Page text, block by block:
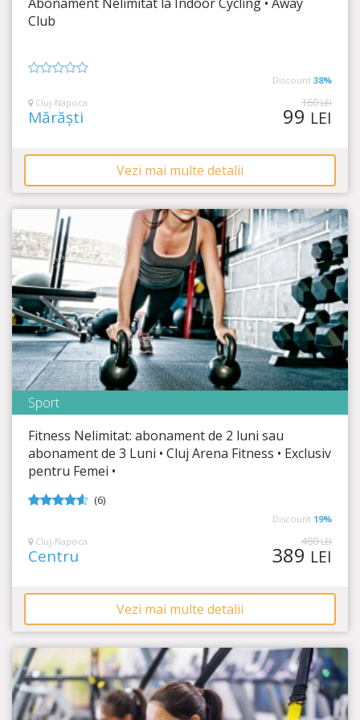
Timp Rămas
Club
din
5
Discount 38%
Cluj-Napoca
Mărăști
160LEI
99 LEI
Vezi mai multe detalii
Timp Rămas
13:02:50
Sport
Fitness Nelimitat: abonament de 2 luni sau
abonament de 3 Luni • Cluj Arena Fitness • Exclusiv
pentru Femei •
(6)
Discount 19%
Cluj-Napoca
Centru
480LEI
389 LEI
Vezi mai multe detalii